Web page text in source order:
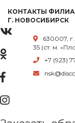
КОНТАКТЫ
Г. НОВОСИБИРСК
630007,
35 (ст. м.
+7 (923)